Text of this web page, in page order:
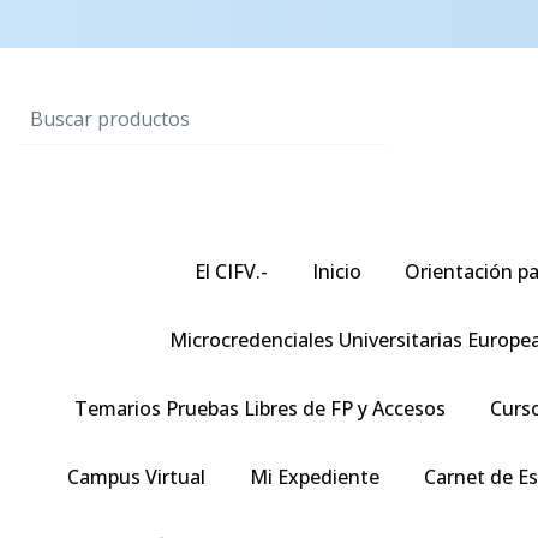
El CIFV.- Inicio Orientación
Microcredenciales Universitarias
Temarios Pruebas Libres de FP y Accesos
Campus Virtual Mi Expediente Carnet de